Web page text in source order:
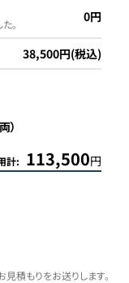
｡ 0円
38,500円(税込)
）
計: 113,500円
積もりをお送りします。